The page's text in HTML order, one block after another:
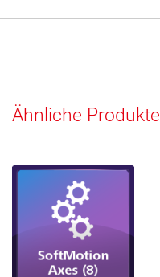
Ähnliche Produkte